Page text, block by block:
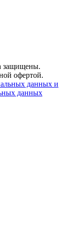
защищены.
офертой.
данных и
данных